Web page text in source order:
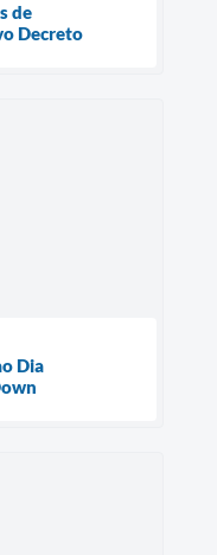
de
Decreto
Dia